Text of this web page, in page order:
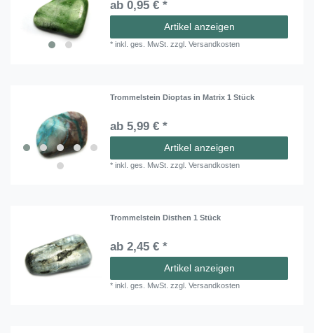
ab 0,95 € *
Artikel anzeigen
*inkl. ges. MwSt. zzgl.Versandkosten
Trommelstein Dioptas in Matrix 1 Stück
ab 5,99 € *
Artikel anzeigen
*inkl. ges. MwSt. zzgl.Versandkosten
Trommelstein Disthen 1 Stück
ab 2,45 € *
Artikel anzeigen
*inkl. ges. MwSt. zzgl.Versandkosten